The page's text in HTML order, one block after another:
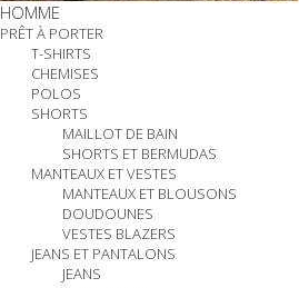
HOMME
PRÊT À PORTER
T-SHIRTS
CHEMISES
POLOS
SHORTS
MAILLOT DE BAIN
SHORTS ET BERMUDAS
MANTEAUX ET VESTES
MANTEAUX ET BLOUSONS
DOUDOUNES
VESTES BLAZERS
JEANS ET PANTALONS
JEANS